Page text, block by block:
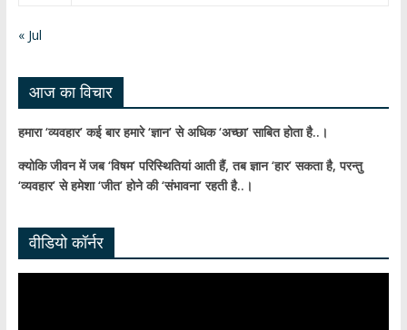
« Jul
आज का विचार
हमारा ‘व्यवहार’ कई बार हमारे ‘ज्ञान’ से अधिक ‘अच्छा’ साबित होता है..।
क्योकि जीवन में जब ‘विषम’ परिस्थितियां आती हैं,तब ज्ञान ‘हार’ सकता है,परन्तु
‘व्यवहार’ से हमेशा ‘जीत’ होने की ‘संभावना’ रहती है..।
वीडियो कॉर्नर